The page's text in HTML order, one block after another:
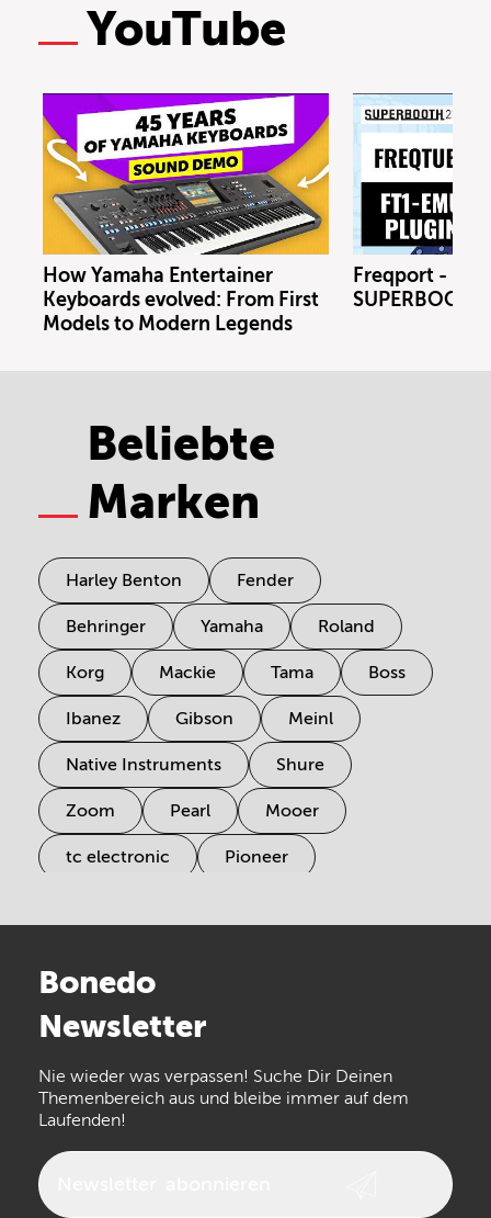
YouTube
How Yamaha Entertainer
Keyboards evolved: From First
Models to Modern Legends
Freqport -
Beliebte
Marken
Harley Benton Fender
Behringer Yamaha Roland
Korg Mackie Tama Boss
Ibanez Gibson Meinl
Native Instruments Shure
Zoom Pearl Mooer
tc electronic Pioneer
Arturia
the t.bone
Walrus Audio Epiphone
Bonedo
Newsletter
Nie wieder was verpassen! Suche Dir Deinen
Themenbereich aus und bleibe immer auf dem
Laufenden!